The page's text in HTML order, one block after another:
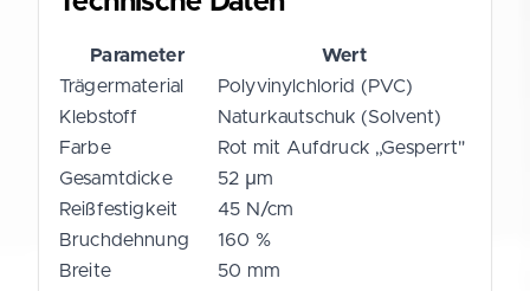
Parameter
Wert
Trägermaterial
Polyvinylchlorid (PVC)
Klebstoff
Naturkautschuk (Solvent)
Farbe
Rot mit Aufdruck „Gesperrt"
Gesamtdicke
52 µm
Reißfestigkeit
45 N/cm
Bruchdehnung
160 %
Breite
50 mm